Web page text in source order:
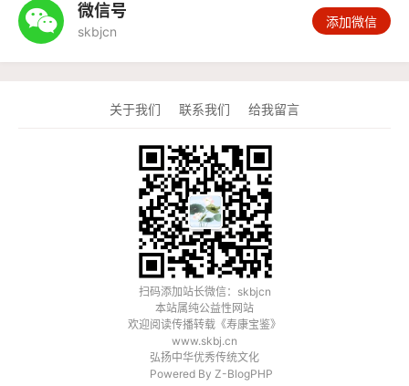
 微信号
skbjcn
添加微信
关于我们 联系我们 给我留言
扫码添加站长微信：skbjcn
本站属纯公益性网站
欢迎阅读传播转载《寿康宝鉴》
www.skbj.cn
弘扬中华优秀传统文化
Powered By Z-BlogPHP